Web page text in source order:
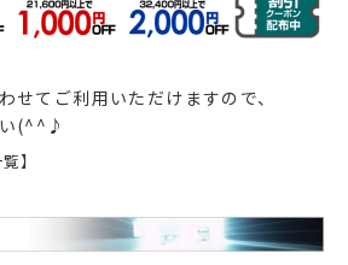
せてご利用いただけますので、
(^^♪
】